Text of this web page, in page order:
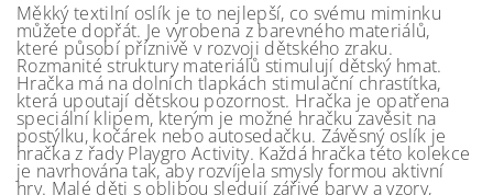
Měkký textilní oslík je to nejlepší, co svému miminku
můžete dopřát. Je vyrobena z barevného materiálů,
které působí příznivě v rozvoji dětského zraku.
Rozmanité struktury materiálů stimulují dětský hmat.
Hračka má na dolních tlapkách stimulační chrastítka,
která upoutají dětskou pozornost. Hračka je opatřena
speciální klipem, kterým je možné hračku zavěsit na
postýlku, kočárek nebo autosedačku. Závěsný oslík je
hračka z řady Playgro Activity. Každá hračka této kolekce
je navrhována tak, aby rozvíjela smysly formou aktivní
hry. Malé děti s oblibou sledují zářivé barvy a vzory,